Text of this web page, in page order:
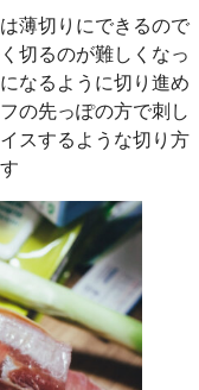
薄切りにできるので
切るのが難しくなっ
なるように切り進め
の先っぽの方で刺し
スするような切り方